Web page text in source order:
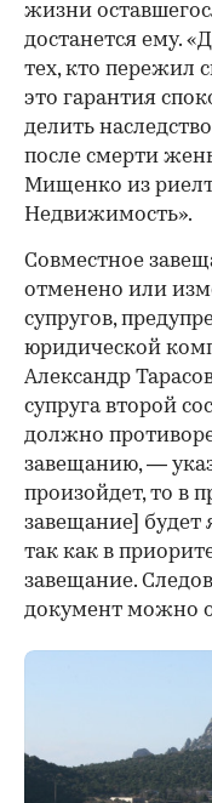
жизни
достанется ему.
тех, кто пережил
это гарантия
делить
после смерти
Мищенко из
Недвижимость».
Совместное
отменено или
супругов,
юридической
Александр
супруга второй
должно
завещанию, —
произойдет, то в
завещание] будет
так как в
завещание.
документ можно